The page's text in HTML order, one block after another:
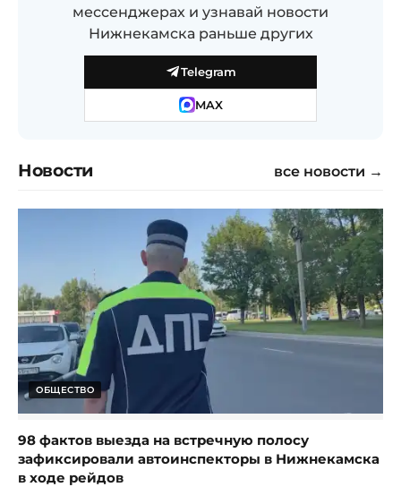
мессенджерах и узнавай новости
Нижнекамска раньше других
Telegram
MAX
Новости все новости →
ОБЩЕСТВО
98 фактов выезда на встречную полосу
зафиксировали автоинспекторы в Нижнекамска
в ходе рейдов